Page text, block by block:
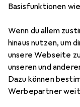
Basisfunktionen
Wenn du allem
hinaus nutzen, um
unsere Webseite
unseren und
Dazu können
Werbepartner
Zubehör
frypan